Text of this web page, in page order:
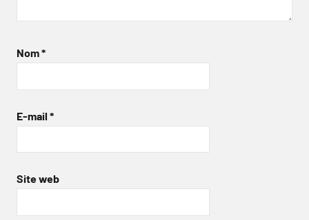
Nom*
E-mail *
Site web